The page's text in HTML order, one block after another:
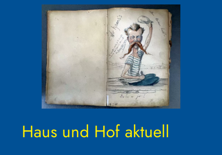
Haus und Hof aktuell